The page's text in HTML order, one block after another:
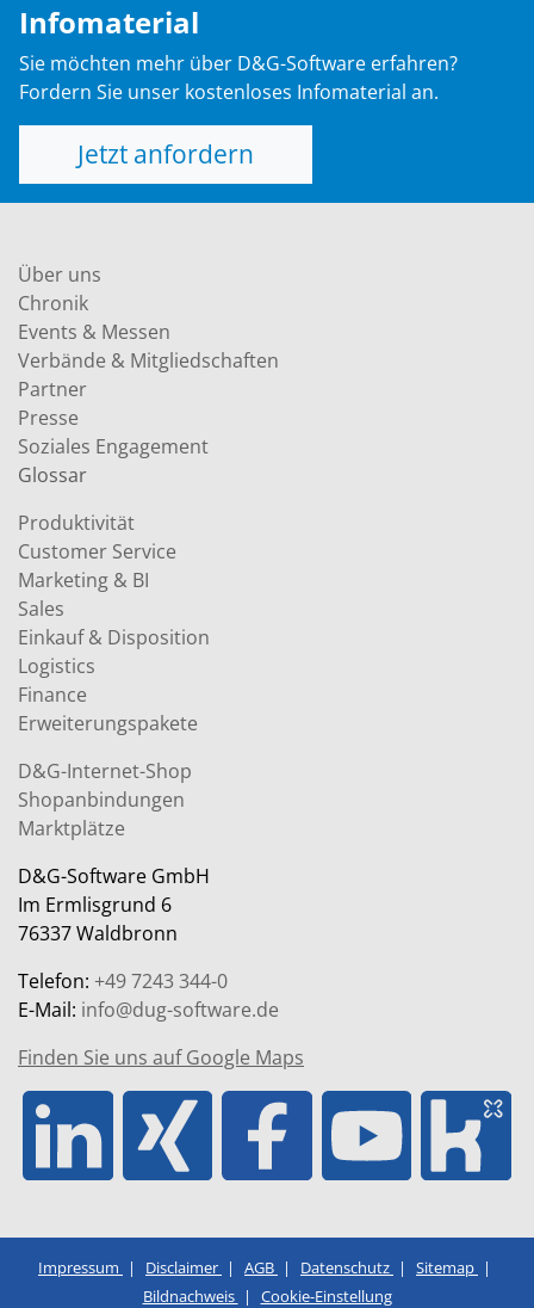
Infomaterial
Sie möchten mehr über D&G-Software erfahren?
Fordern Sie unser kostenloses Infomaterial an.
Jetzt anfordern
Über uns
Chronik
Events & Messen
Verbände & Mitgliedschaften
Partner
Presse
Soziales Engagement
Glossar
Produktivität
Customer Service
Marketing & BI
Sales
Einkauf & Disposition
Logistics
Finance
Erweiterungspakete
D&G-Internet-Shop
Shopanbindungen
Marktplätze
D&G-Software GmbH
Im Ermlisgrund 6
76337 Waldbronn
Telefon: +49 7243 344-0
E-Mail: info@dug-software.de
Finden Sie uns auf Google Maps
Impressum Disclaimer AGB Datenschutz
Sitemap
Bildnachweis
Cookie-Einstellung